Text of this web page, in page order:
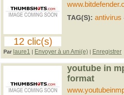
12 clic(s)
TAG(S): antivirus
Par laure1 | Envoyer à un Ami(e) | Enregistrer
youtube in
format